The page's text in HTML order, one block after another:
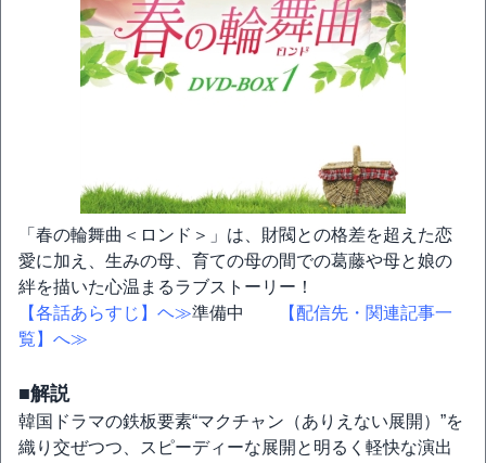
「春の輪舞曲＜ロンド＞」は、財閥との格差を超えた恋
愛に加え、生みの母、育ての母の間での葛藤や母と娘の
絆を描いた心温まるラブストーリー！
【各話あらすじ】ヘ≫準備中
【配信先・関連記事一
覧】へ≫
■解説
韓国ドラマの鉄板要素“マクチャン（ありえない展開）”を
織り交ぜつつ、スピーディーな展開と明るく軽快な演出